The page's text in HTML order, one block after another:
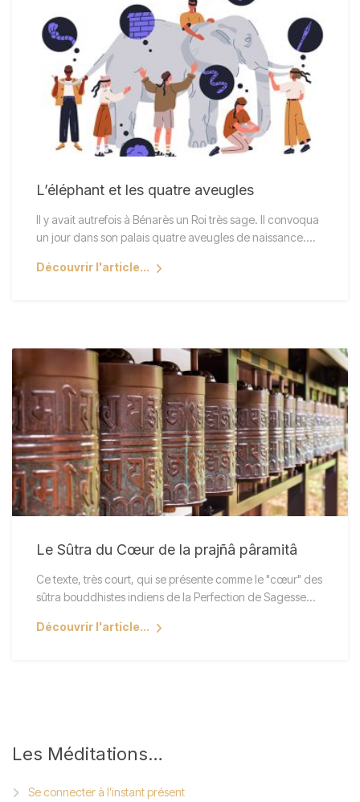
L’éléphant et les quatre aveugles
Il y avait autrefois à Bénarès un Roi très sage. Il convoqua
un jour dans son palais quatre aveugles de naissance.…
Découvrir l'article...
Le Sûtra du Cœur de la prajñâ pâramitâ
Ce texte, très court, qui se présente comme le "cœur" des
sûtra bouddhistes indiens de la Perfection de Sagesse…
Découvrir l'article...
Les Méditations…
Se connecter à l’instant présent